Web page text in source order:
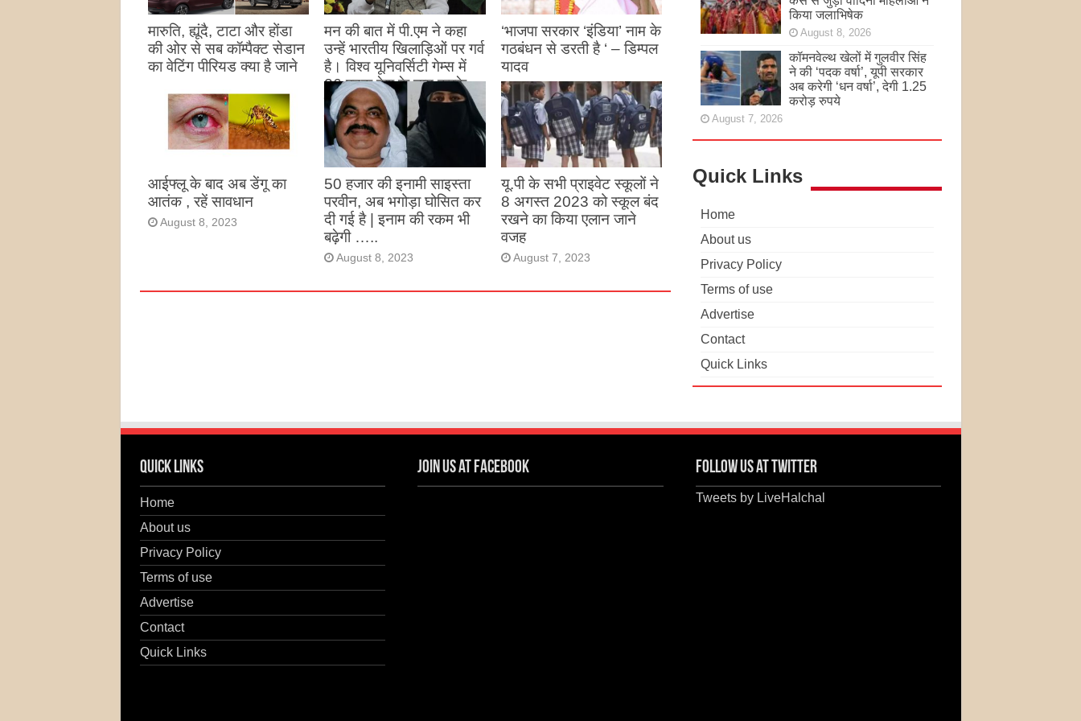
मारुति, ह्यूंदै, टाटा और होंडा
की ओर से सब कॉम्पैक्ट सेडान
का वेटिंग पीरियड क्या है जाने
मन की बात में पी.एम ने कहा
उन्हें भारतीय खिलाड़िओं पर गर्व
है। विश्व यूनिवर्सिटी गेम्स में
26 पदक देश के नाम करके
उन्होंने देश का नाम रोशन किया
है
August 27, 2023
‘भाजपा सरकार ‘इंडिया’ नाम के
गठबंधन से डरती है ‘ – डिम्पल
यादव
August 26, 2023
आईफ्लू के बाद अब डेंगू का
आतंक , रहें सावधान
August 8, 2023
50 हजार की इनामी साइस्ता
परवीन, अब भगोड़ा घोसित कर
दी गई है | इनाम की रकम भी
बढ़ेगी …..
August 8, 2023
यू.पी के सभी प्राइवेट स्कूलों ने
8 अगस्त 2023 को स्कूल बंद
रखने का किया एलान जाने
वजह
August 7, 2023
किया जलाभिषेक
August 8, 2026
कॉमनवेल्थ खेलों में गुलवीर सिंह
ने की ‘पदक वर्षा’, यूपी सरकार
अब करेगी ‘धन वर्षा’, देगी 1.25
करोड़ रुपये
August 7, 2026
Quick Links
Home
About us
Privacy Policy
Terms of use
Advertise
Contact
Quick Links
Quick Links
Home
About us
Privacy Policy
Terms of use
Advertise
Contact
Quick Links
Join us at Facebook Follow us at Twitter
Tweets by LiveHalchal